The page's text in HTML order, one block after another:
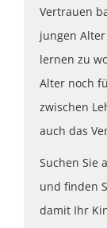
Vertrauen
jungen
lernen zu
Alter noch
zwischen
auch das
Suchen Sie
und finden
damit Ihr